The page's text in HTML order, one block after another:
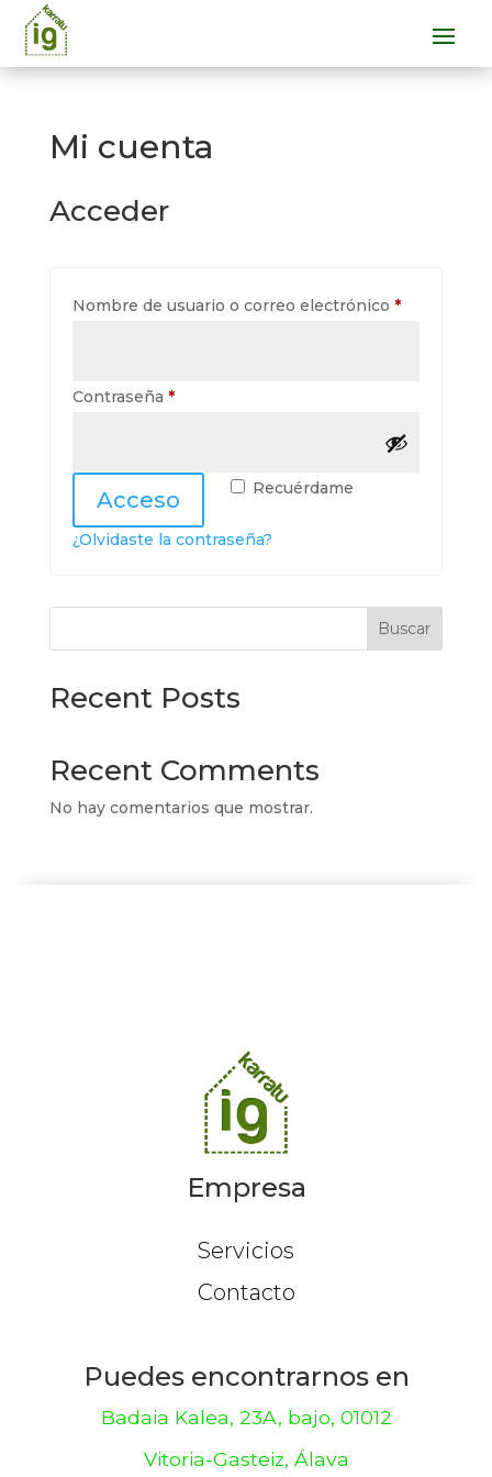
Mi cuenta
Acceder
Nombre de usuario o correo electrónico *Obligatorio
Contraseña *Obligatorio
Recuérdame
Acceso
¿Olvidaste la contraseña?
Buscar
Recent Posts
Recent Comments
No hay comentarios que mostrar.
Empresa
Servicios
Contacto
Puedes encontrarnos en
Badaia Kalea, 23A, bajo, 01012
Vitoria-Gasteiz, Álava